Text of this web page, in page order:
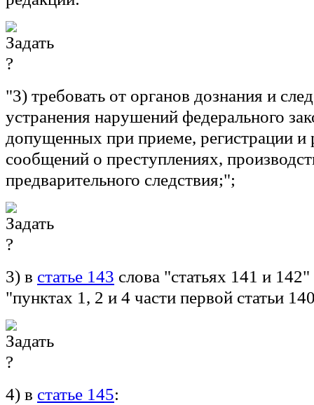
"3) требовать от органов дознания и
устранения нарушений федерального
допущенных при приеме, регистрации и
сообщений о преступлениях,
предварительного следствия;";
3) в статье 143 слова "статьях 141 и
"пунктах 1, 2 и 4 части первой статьи
4) в статье 145: